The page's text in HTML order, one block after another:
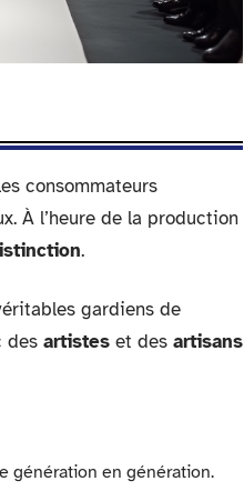
consommateurs
À l’heure de la production
.
gardiens de
des artistes et des artisans
génération en génération.